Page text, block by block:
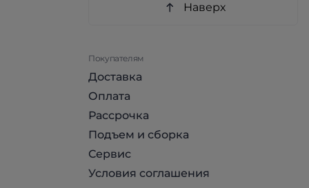
Наверх
Покупателям
Доставка
Оплата
Рассрочка
Подъем и сборка
Сервис
Условия соглашения